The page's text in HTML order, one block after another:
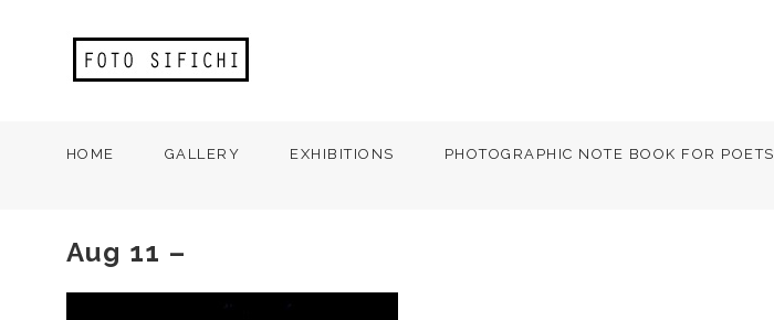
HOME GALLERY EXHIBITIONS PHOTOGRAPHIC NOTE BOOK FOR POETS
Aug 11 –